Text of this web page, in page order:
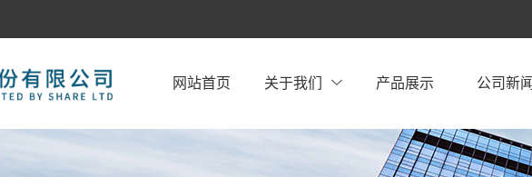
网站首页 关于我们 产品展示 公司新闻